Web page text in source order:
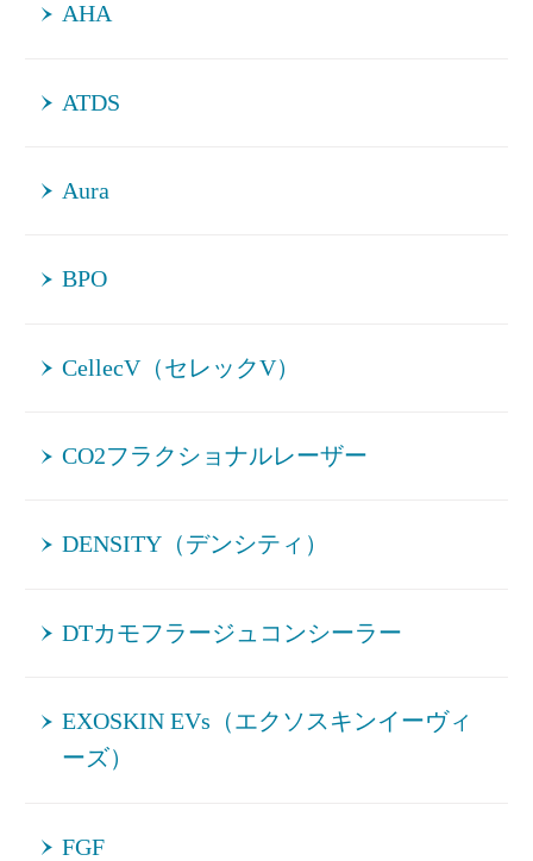
AHA
ATDS
Aura
BPO
CellecV（セレックV）
CO2フラクショナルレーザー
DENSITY（デンシティ）
DTカモフラージュコンシーラー
EXOSKIN EVs（エクソスキンイーヴィ
ーズ）
FGF